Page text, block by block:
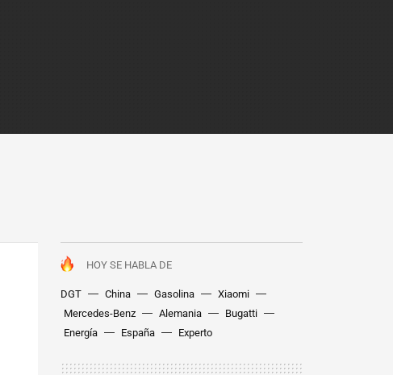
HOY SE HABLA DE
DGT China Gasolina
Xiaomi
Mercedes-Benz
Alemania
Bugatti
Energía
España Experto